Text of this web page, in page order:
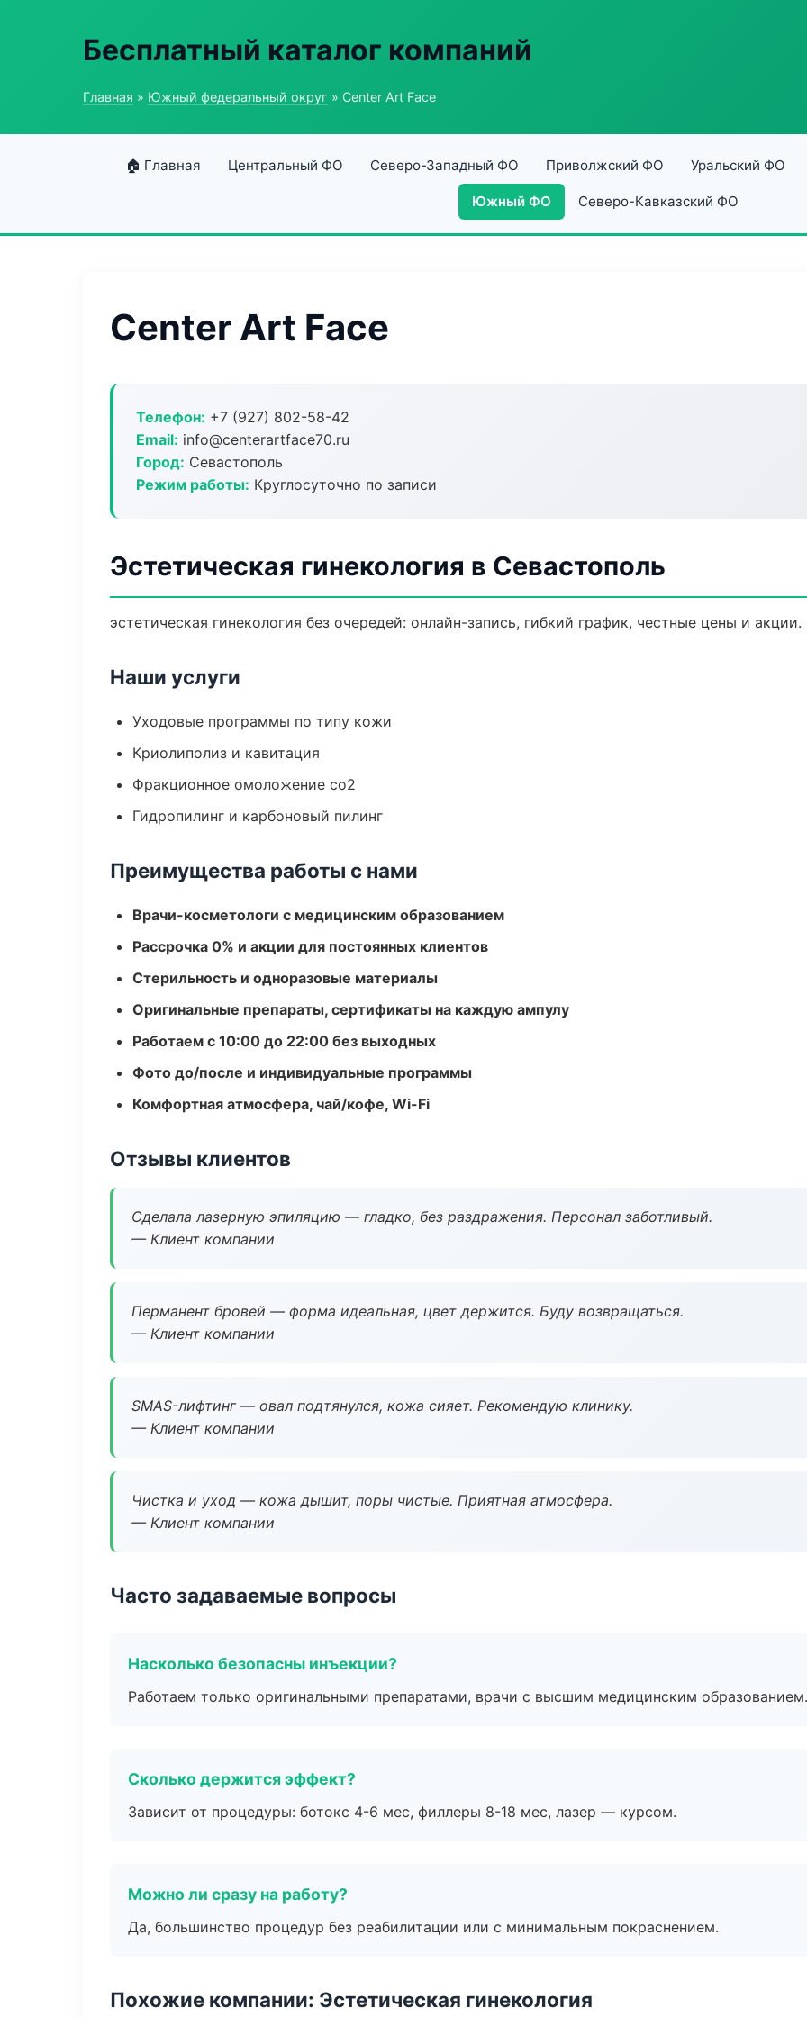
Бесплатный каталог компаний
Главная » Южный федеральный округ » Center Art Face
🏠 Главная Центральный ФО Северо-Западный ФО Приволжский ФО Уральский ФО
Южный ФО Северо-Кавказский ФО
Center Art Face
Телефон: +7 (927) 802-58-42
Email: info@centerartface70.ru
Город: Севастополь
Режим работы: Круглосуточно по записи
Эстетическая гинекология в Севастополь
эстетическая гинекология без очередей: онлайн-запись, гибкий график, честные цены и акции.
Наши услуги
Уходовые программы по типу кожи
Криолиполиз и кавитация
Фракционное омоложение co2
Гидропилинг и карбоновый пилинг
Преимущества работы с нами
Врачи-косметологи с медицинским образованием
Рассрочка 0% и акции для постоянных клиентов
Стерильность и одноразовые материалы
Оригинальные препараты, сертификаты на каждую ампулу
Работаем с 10:00 до 22:00 без выходных
Фото до/после и индивидуальные программы
Комфортная атмосфера, чай/кофе, Wi-Fi
Отзывы клиентов
Сделала лазерную эпиляцию — гладко, без раздражения. Персонал заботливый.
— Клиент компании
Перманент бровей — форма идеальная, цвет держится. Буду возвращаться.
— Клиент компании
SMAS-лифтинг — овал подтянулся, кожа сияет. Рекомендую клинику.
— Клиент компании
Чистка и уход — кожа дышит, поры чистые. Приятная атмосфера.
— Клиент компании
Часто задаваемые вопросы
Насколько безопасны инъекции?
Работаем только оригинальными препаратами, врачи с высшим медицинским образованием.
Сколько держится эффект?
Зависит от процедуры: ботокс 4-6 мес, филлеры 8-18 мес, лазер — курсом.
Можно ли сразу на работу?
Да, большинство процедур без реабилитации или с минимальным покраснением.
Похожие компании: Эстетическая гинекология